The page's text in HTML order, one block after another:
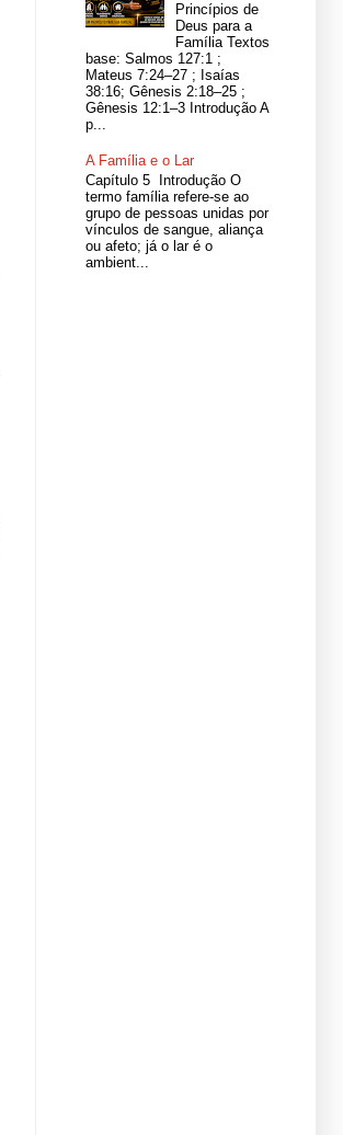
Princípios de
Deus para a
Família Textos
base: Salmos 127:1 ;
Mateus 7:24–27 ; Isaías
38:16; Gênesis 2:18–25 ;
Gênesis 12:1–3 Introdução A
p...
A Família e o Lar
Capítulo 5 Introdução O
termo família refere-se ao
grupo de pessoas unidas por
vínculos de sangue, aliança
ou afeto; já o lar é o
ambient...